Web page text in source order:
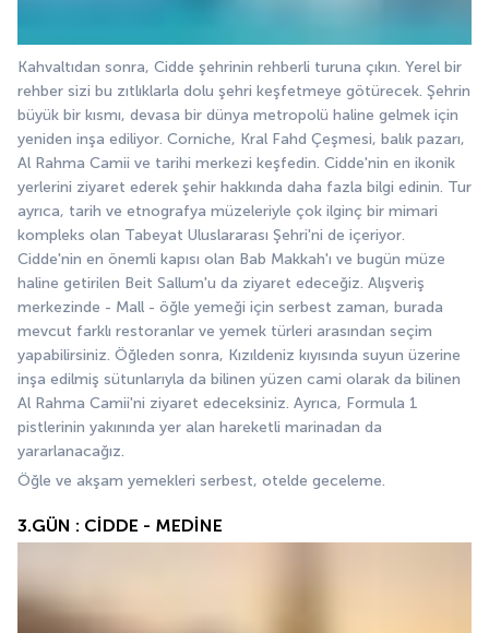
Kahvaltıdan sonra, Cidde şehrinin rehberli turuna çıkın. Yerel bir
rehber sizi bu zıtlıklarla dolu şehri keşfetmeye götürecek. Şehrin
büyük bir kısmı, devasa bir dünya metropolü haline gelmek için
yeniden inşa ediliyor. Corniche, Kral Fahd Çeşmesi, balık pazarı,
Al Rahma Camii ve tarihi merkezi keşfedin. Cidde'nin en ikonik
yerlerini ziyaret ederek şehir hakkında daha fazla bilgi edinin. Tur
ayrıca, tarih ve etnografya müzeleriyle çok ilginç bir mimari
kompleks olan Tabeyat Uluslararası Şehri'ni de içeriyor.
Cidde'nin en önemli kapısı olan Bab Makkah'ı ve bugün müze
haline getirilen Beit Sallum'u da ziyaret edeceğiz. Alışveriş
merkezinde - Mall - öğle yemeği için serbest zaman, burada
mevcut farklı restoranlar ve yemek türleri arasından seçim
yapabilirsiniz. Öğleden sonra, Kızıldeniz kıyısında suyun üzerine
inşa edilmiş sütunlarıyla da bilinen yüzen cami olarak da bilinen
Al Rahma Camii'ni ziyaret edeceksiniz. Ayrıca, Formula 1
pistlerinin yakınında yer alan hareketli marinadan da
yararlanacağız.
Öğle ve akşam yemekleri serbest, otelde geceleme.
3.GÜN : CİDDE - MEDİNE